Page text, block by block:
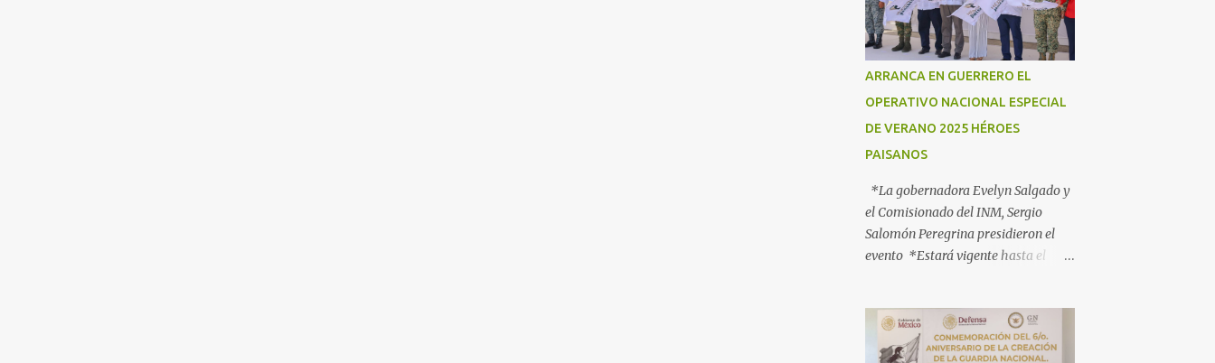
ARRANCA EN GUERRERO EL
OPERATIVO NACIONAL ESPECIAL
DE VERANO 2025 HÉROES
PAISANOS
*La gobernadora Evelyn Salgado y
el Comisionado del INM, Sergio
Salomón Peregrina presidieron el
evento *Estará vigente hasta el
objetivo informar, orientar y
proteger a los connacionales que